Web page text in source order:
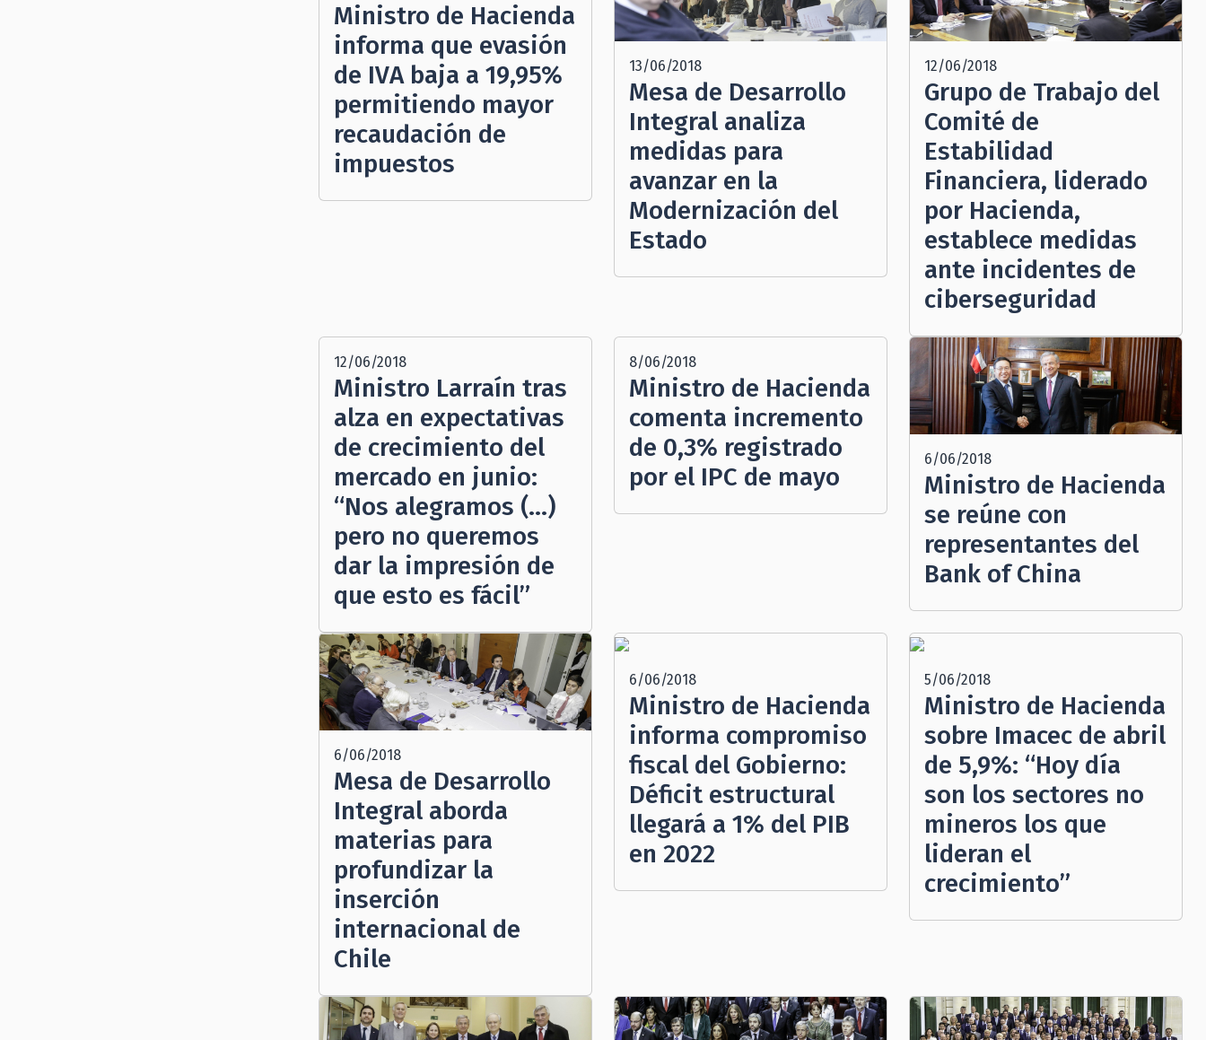
Ministro de Hacienda
informa que evasión
de IVA baja a 19,95%
permitiendo mayor
recaudación de
impuestos
13/06/2018
Mesa de Desarrollo
Integral analiza
medidas para
avanzar en la
Modernización del
Estado
12/06/2018
Grupo de Trabajo del
Comité de
Estabilidad
Financiera, liderado
por Hacienda,
establece medidas
ante incidentes de
ciberseguridad
12/06/2018
Ministro Larraín tras
alza en expectativas
de crecimiento del
mercado en junio:
“Nos alegramos (…)
pero no queremos
dar la impresión de
que esto es fácil”
8/06/2018
Ministro de Hacienda
comenta incremento
de 0,3% registrado
por el IPC de mayo
6/06/2018
Ministro de Hacienda
se reúne con
representantes del
Bank of China
6/06/2018
Mesa de Desarrollo
Integral aborda
materias para
profundizar la
inserción
internacional de
Chile
6/06/2018
Ministro de Hacienda
informa compromiso
fiscal del Gobierno:
Déficit estructural
llegará a 1% del PIB
en 2022
5/06/2018
Ministro de Hacienda
sobre Imacec de abril
de 5,9%: “Hoy día
son los sectores no
mineros los que
lideran el
crecimiento”